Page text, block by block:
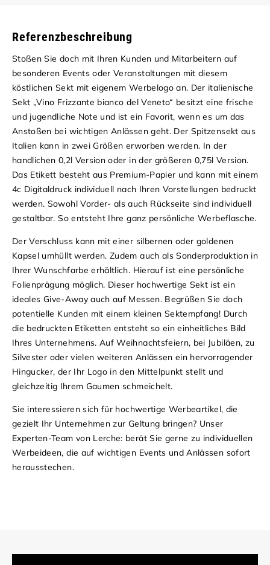
Referenzbeschreibung
Stoßen Sie doch mit Ihren Kunden und Mitarbeitern auf
besonderen Events oder Veranstaltungen mit diesem
köstlichen Sekt mit eigenem Werbelogo an. Der italienische
Sekt „Vino Frizzante bianco del Veneto“ besitzt eine frische
und jugendliche Note und ist ein Favorit, wenn es um das
Anstoßen bei wichtigen Anlässen geht. Der Spitzensekt aus
Italien kann in zwei Größen erworben werden. In der
handlichen 0,2l Version oder in der größeren 0,75l Version.
Das Etikett besteht aus Premium-Papier und kann mit einem
4c Digitaldruck individuell nach Ihren Vorstellungen bedruckt
werden. Sowohl Vorder- als auch Rückseite sind individuell
gestaltbar. So entsteht Ihre ganz persönliche Werbeflasche.
Der Verschluss kann mit einer silbernen oder goldenen
Kapsel umhüllt werden. Zudem auch als Sonderproduktion in
Ihrer Wunschfarbe erhältlich. Hierauf ist eine persönliche
Folienprägung möglich. Dieser hochwertige Sekt ist ein
ideales Give-Away auch auf Messen. Begrüßen Sie doch
potentielle Kunden mit einem kleinen Sektempfang! Durch
die bedruckten Etiketten entsteht so ein einheitliches Bild
Ihres Unternehmens. Auf Weihnachtsfeiern, bei Jubiläen, zu
Silvester oder vielen weiteren Anlässen ein hervorragender
Hingucker, der Ihr Logo in den Mittelpunkt stellt und
gleichzeitig Ihrem Gaumen schmeichelt.
Sie interessieren sich für hochwertige Werbeartikel, die
gezielt Ihr Unternehmen zur Geltung bringen? Unser
Experten-Team von Lerche: berät Sie gerne zu individuellen
Werbeideen, die auf wichtigen Events und Anlässen sofort
herausstechen.